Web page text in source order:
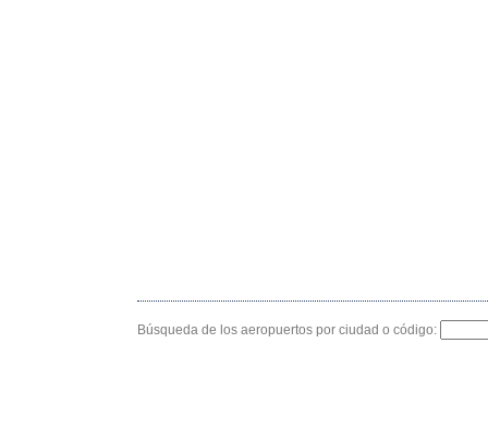
Búsqueda de los aeropuertos por ciudad o código: